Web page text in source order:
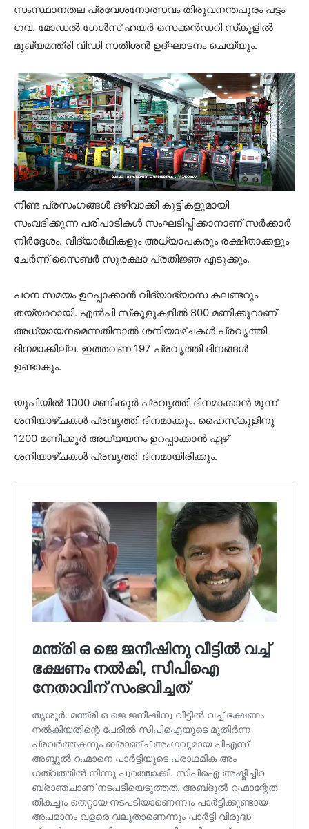
സംസ്ഥാനതല പ്രവേശനോത്സവം തിരുവനന്തപുരം പട്ടം
ഗവ. മോഡല്‍ ഗേള്‍സ് ഹയര്‍ സെക്കന്‍ഡറി സ്‌കൂളില്‍
മുഖ്യമന്ത്രി വിഡി സതീശന്‍ ഉദ്ഘാടനം ചെയ്യും.
നീണ്ട പ്രസംഗങ്ങള്‍ ഒഴിവാക്കി കുട്ടികളുമായി
സംവദിക്കുന്ന പരിപാടികള്‍ സംഘടിപ്പിക്കാനാണ് സര്‍ക്കാര്‍
നിര്‍ദ്ദേശം. വിദ്യാര്‍ഥികളും അധ്യാപകരും രക്ഷിതാക്കളും
ചേര്‍ന്ന് സൈബര്‍ സുരക്ഷാ പ്രതിജ്ഞ എടുക്കും.
പഠന സമയം ഉറപ്പാക്കാന്‍ വിദ്യാഭ്യാസ കലണ്ടറും
തയ്യാറായി. എല്‍പി സ്‌കൂളുകളില്‍ 800 മണിക്കൂറാണ്
അധ്യായനമെന്നതിനാല്‍ ശനിയാഴ്ചകള്‍ പ്രവൃത്തി
ദിനമാക്കില്ല. ഇത്തവണ 197 പ്രവൃത്തി ദിനങ്ങള്‍
ഉണ്ടാകും.
യുപിയില്‍ 1000 മണിക്കൂര്‍ പ്രവൃത്തി ദിനമാക്കാന്‍ മൂന്ന്
ശനിയാഴ്ചകള്‍ പ്രവൃത്തി ദിനമാക്കും. ഹൈസ്‌കൂളിനു
1200 മണിക്കൂര്‍ അധ്യയനം ഉറപ്പാക്കാന്‍ ഏഴ്
ശനിയാഴ്ചകള്‍ പ്രവൃത്തി ദിനമായിരിക്കും.